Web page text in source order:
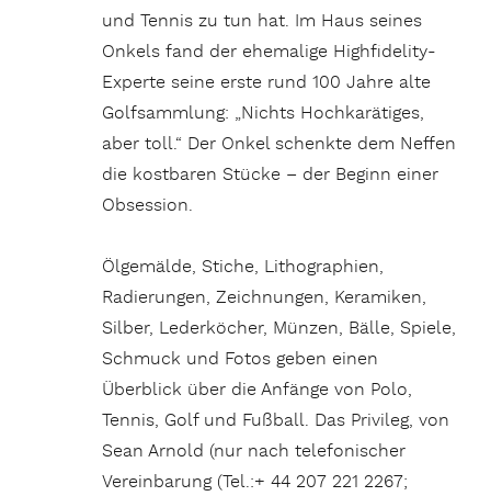
und Tennis zu tun hat. Im Haus seines
Onkels fand der ehemalige Highfidelity-
Experte seine erste rund 100 Jahre alte
Golfsammlung: „Nichts Hochkarätiges,
aber toll.“ Der Onkel schenkte dem Neffen
die kostbaren Stücke – der Beginn einer
Obsession.
Ölgemälde, Stiche, Lithographien,
Radierungen, Zeichnungen, Keramiken,
Silber, Lederköcher, Münzen, Bälle, Spiele,
Schmuck und Fotos geben einen
Überblick über die Anfänge von Polo,
Tennis, Golf und Fußball. Das Privileg, von
Sean Arnold (nur nach telefonischer
Vereinbarung (Tel.:+ 44 207 221 2267;